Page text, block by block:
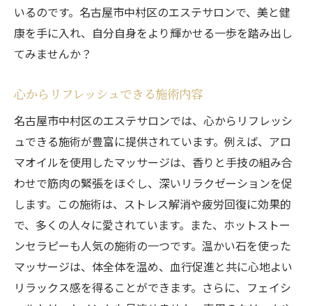
いるのです。名古屋市中村区のエステサロンで、美と健
康を手に入れ、自分自身をより輝かせる一歩を踏み出し
てみませんか？
心からリフレッシュできる施術内容
名古屋市中村区のエステサロンでは、心からリフレッシ
ュできる施術が豊富に提供されています。例えば、アロ
マオイルを使用したマッサージは、香りと手技の組み合
わせで筋肉の緊張をほぐし、深いリラクゼーションを促
します。この施術は、ストレス解消や疲労回復に効果的
で、多くの人々に愛されています。また、ホットストー
ンセラピーも人気の施術の一つです。温かい石を使った
マッサージは、体全体を温め、血行促進と共に心地よい
リラックス感を得ることができます。さらに、フェイシ